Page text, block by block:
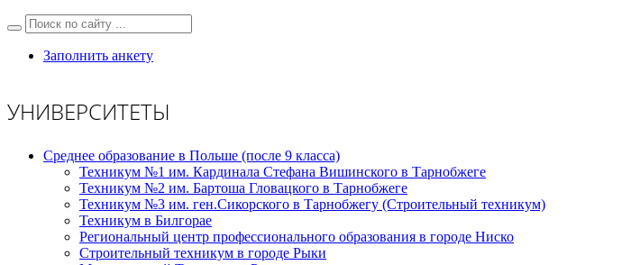
Заполнить анкету
УНИВЕРСИТЕТЫ
Среднее образование в Польше (после 9 класса)
Техникум №1 им. Кардинала Стефана Вишинского в Тарнобжеге
Техникум №2 им. Бартоша Гловацкого в Тарнобжеге
Техникум №3 им. ген.Сикорского в Тарнобжегу (Строительный техникум)
Техникум в Билгорае
Региональный центр профессионального образования в городе Ниско
Строительный техникум в городе Рыки